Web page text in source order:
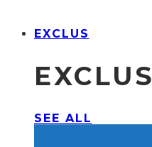
EXCLUS
EXCLUS
SEE ALL